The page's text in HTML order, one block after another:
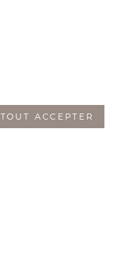
TOUT ACCEPTER